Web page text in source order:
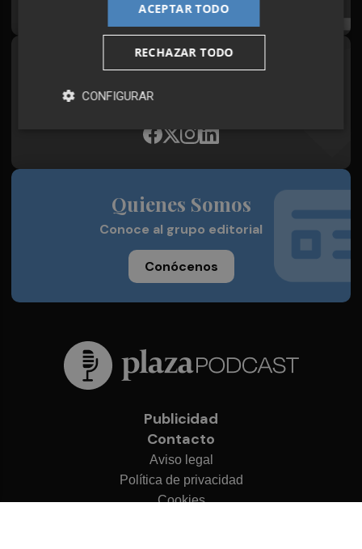
Síguenos en redes
Plaza Podcast, desde cualquier medio
Quienes Somos
Conoce al grupo editorial
Conócenos
Publicidad
Contacto
Aviso legal
Política de privacidad
Cookies
ACEPTAR TODO
RECHAZAR TODO
CONFIGURAR